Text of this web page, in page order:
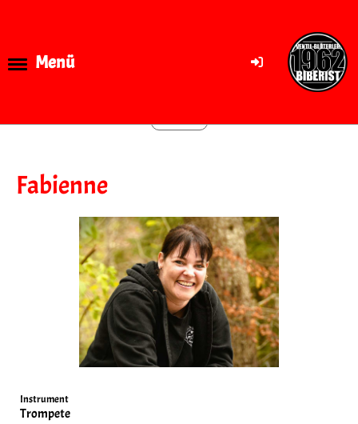
Menü
Fabienne
Instrument
Trompete